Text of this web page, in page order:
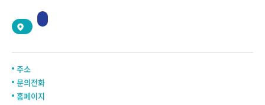
주소
문의전화
홈페이지